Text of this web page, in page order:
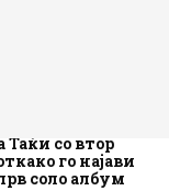
Таќи со втор
го најави
соло албум